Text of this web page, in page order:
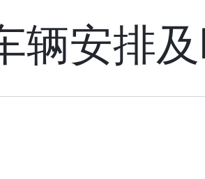
辆安排